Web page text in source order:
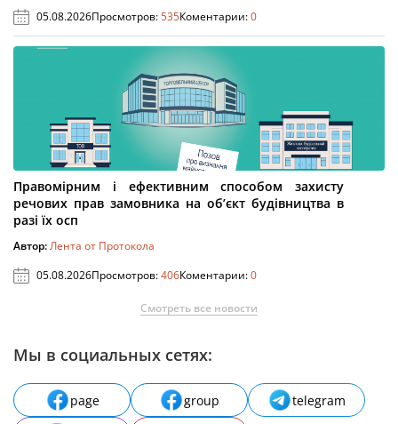
05.08.2026Просмотров:535Коментарии:0
Правомірним і ефективним способом захисту
речових прав замовника на об’єкт будівництва в
разі їх осп
Автор:Лента от Протокола
05.08.2026Просмотров:406Коментарии:0
Смотреть все новости
Мы в социальных сетях:
page group
telegram